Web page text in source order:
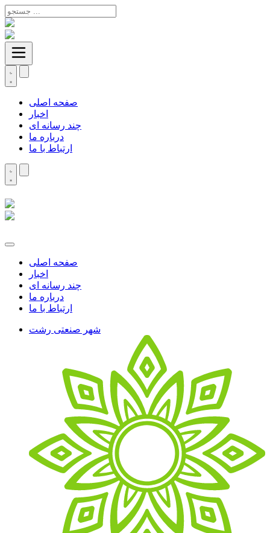
صفحه اصلی
اخبار
چند رسانه ای
درباره ما
ارتباط با ما
صفحه اصلی
اخبار
چند رسانه ای
درباره ما
ارتباط با ما
شهر صنعتی رشت